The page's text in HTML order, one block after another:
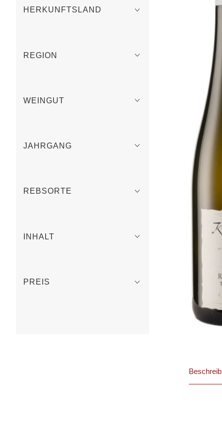
HERKUNFTSLAND
REGION
WEINGUT
JAHRGANG
REBSORTE
INHALT
PREIS